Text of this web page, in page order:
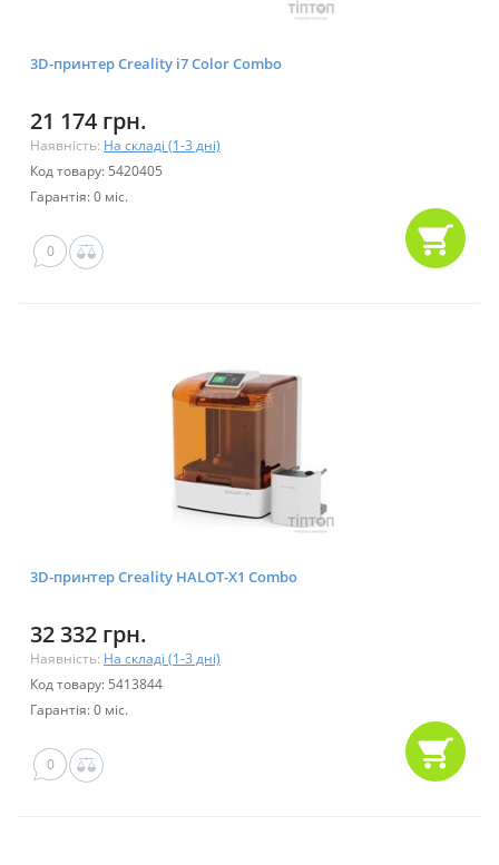
3D-принтер Creality i7 Color Combo
21 174 грн.
Наявність: На складі (1-3 дні)
Код товару: 5420405
Гарантія: 0 міс.
0
3D-принтер Creality HALOT-X1 Combo
32 332 грн.
Наявність: На складі (1-3 дні)
Код товару: 5413844
Гарантія: 0 міс.
0